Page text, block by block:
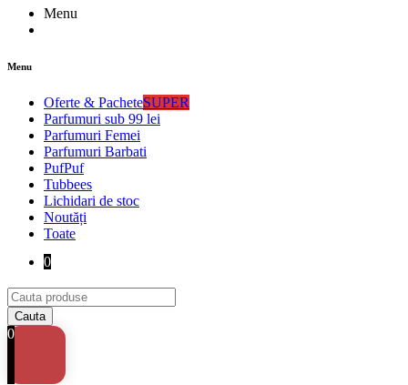
Menu
Menu
Oferte & PacheteSUPER
Parfumuri sub 99 lei
Parfumuri Femei
Parfumuri Barbati
PufPuf
Tubbees
Lichidari de stoc
Noutăți
Toate
0
0